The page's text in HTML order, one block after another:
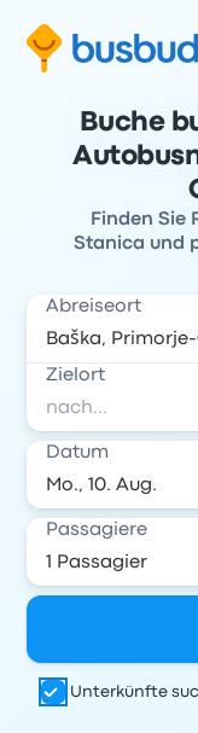
Buche
Finden Sie
Stanica und
Abreiseort
Zielort
Datum
Passagiere
Unterkünfte